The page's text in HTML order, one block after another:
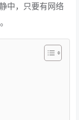
中，只要有网络